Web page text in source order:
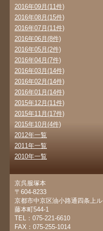
2016年09月(11件)
2016年08月(15件)
2016年07月(11件)
2016年06月(8件)
2016年05月(2件)
2016年04月(7件)
2016年03月(14件)
2016年02月(14件)
2016年01月(14件)
2015年12月(11件)
2015年11月(17件)
2015年10月(4件)
2012年一覧
2011年一覧
2010年一覧
京呉服塚本
〒604-8233
京都市中京区油小路通四条上ル
藤本町544-1
TEL：075-221-6610
FAX：075-255-1014